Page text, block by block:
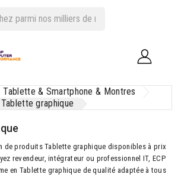
Tablette & Smartphone & Montres
Tablette graphique
de produits Tablette graphique disponibles à prix
revendeur, intégrateur ou professionnel IT, ECP
en Tablette graphique de qualité adaptée à tous